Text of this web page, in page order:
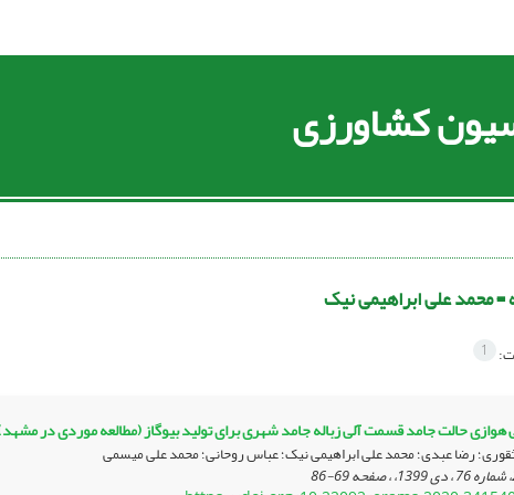
کشاورزی
=محمد علی ابراهیمی نیک
1
حالت جامد قسمت آلی زباله جامد شهری برای تولید بیوگاز (مطالعه موردی در
رضا عبدی؛ محمد علی ابراهیمی نیک؛ عباس روحانی؛ محمد علی میسمی
69-86